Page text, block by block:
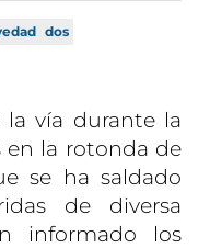
dos
vía durante la
en la rotonda de
se ha saldado
de diversa
informado los